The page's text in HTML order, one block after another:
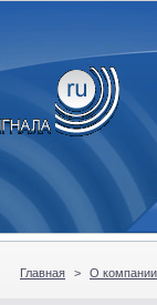
Главная > О компании